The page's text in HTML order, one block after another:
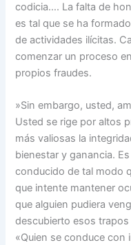
codicia…. La falta de
es tal que se ha
de actividades ilícitas.
comenzar un proceso
propios fraudes.
»Sin embargo, usted,
Usted se rige por altos
más valiosas la
bienestar y ganancia.
conducido de tal modo
que intente mantener
que alguien pudiera
descubierto esos
«Quien se conduce con